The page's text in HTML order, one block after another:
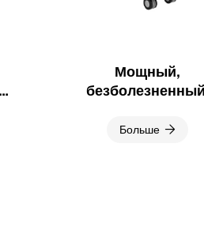
Мощный,
александритовый
Больше